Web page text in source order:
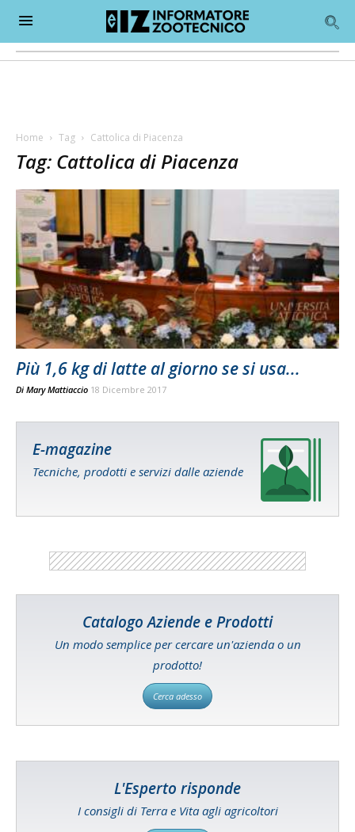
Home Tag Cattolica di Piacenza
Tag: Cattolica di Piacenza
Più 1,6 kg di latte al giorno se si usa...
Di Mary Mattiaccio 18 Dicembre 2017
E-magazine
Tecniche, prodotti e servizi dalle aziende
Catalogo Aziende e Prodotti
Un modo semplice per cercare un'azienda o un
prodotto!
Cerca adesso
L'Esperto risponde
I consigli di Terra e Vita agli agricoltori